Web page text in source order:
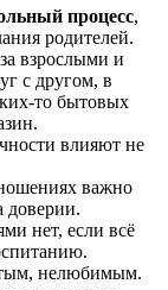
процесс,
родителей.
взрослыми и
с другом, в
то бытовых
влияют не
важно
доверии.
нет, если всё
нелюбимым.